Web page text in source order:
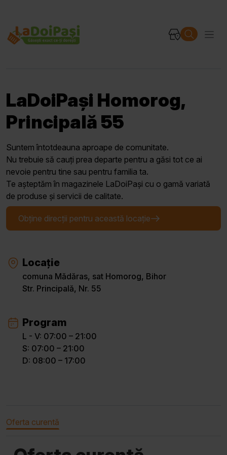
LaDoiPași Homorog,
Principală 55
Suntem întotdeauna aproape de comunitate.
Nu trebuie să cauți prea departe pentru a găsi tot ce ai
nevoie pentru tine sau pentru familia ta.
Te așteptăm în magazinele LaDoiPași cu o gamă variată
de produse și servicii de calitate.
Obține direcții pentru această locație
Locație
comuna Mădăras, sat Homorog, Bihor
Str. Principală, Nr. 55
Program
L - V: 07:00 – 21:00
S: 07:00 – 21:00
D: 08:00 – 17:00
Oferta curentă